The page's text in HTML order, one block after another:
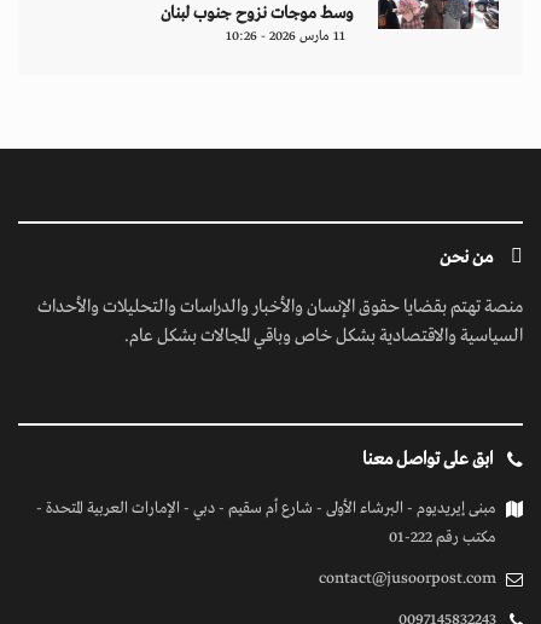
وسط موجات نزوح جنوب لبنان
11 مارس 2026 - 10:26
من نحن
منصة تهتم بقضايا حقوق الإنسان والأخبار والدراسات والتحليلات والأحداث
السياسية والاقتصادية بشكل خاص وباقي المجالات بشكل عام.
ابق على تواصل معنا
مبنى إيريديوم - البرشاء الأولى - شارع أم سقيم - دبي - الإمارات العربية المتحدة -
مكتب رقم 222-01
contact@jusoorpost.com
0097145832243